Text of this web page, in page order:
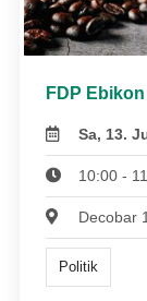
FDP
Sa, 13.
10:00 -
Decobar
Politik